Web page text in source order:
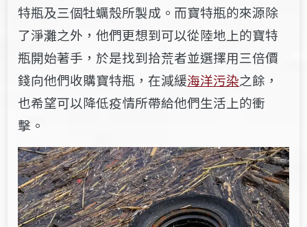
特瓶及三個牡蠣殼所製成。而寶特瓶的來源除
了淨灘之外，他們更想到可以從陸地上的寶特
瓶開始著手，於是找到拾荒者並選擇用三倍價
錢向他們收購寶特瓶，在減緩海洋污染之餘，
也希望可以降低疫情所帶給他們生活上的衝
擊。